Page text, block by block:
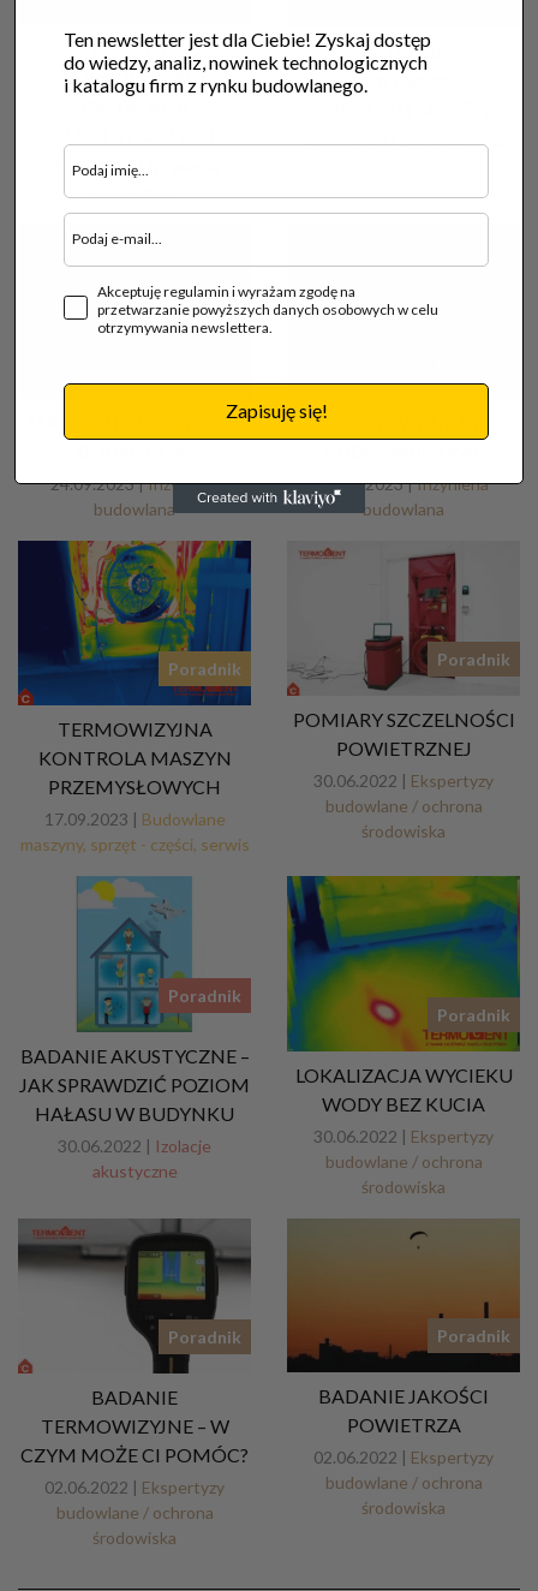
BADANIE
TERMOWIZYJNE
24.09.2023 |
BADANIE
TERMOWIZYJNE
24.09.2023 |Termoizolacja
AUDYT ENERGETYCZNY
24.09.2023 |Inżynieria
budowlana
17.09.2023 |Inżynieria
budowlana
Poradnik
TERMOWIZYJNA
KONTROLA MASZYN
PRZEMYSŁOWYCH
17.09.2023 | Budowlane
maszyny, sprzęt - części, serwis
Poradnik
POMIARY SZCZELNOŚCI
POWIETRZNEJ
30.06.2022 | Ekspertyzy
budowlane / ochrona
środowiska
Poradnik
BADANIE AKUSTYCZNE –
JAK SPRAWDZIĆ POZIOM
HAŁASU W BUDYNKU
30.06.2022 | Izolacje
akustyczne
Poradnik
LOKALIZACJA WYCIEKU
WODY BEZ KUCIA
30.06.2022 | Ekspertyzy
budowlane / ochrona
środowiska
Poradnik
BADANIE
TERMOWIZYJNE – W
CZYM MOŻE CI POMÓC?
02.06.2022 | Ekspertyzy
budowlane / ochrona
środowiska
Poradnik
BADANIE JAKOŚCI
POWIETRZA
02.06.2022 | Ekspertyzy
budowlane / ochrona
środowiska
Ten newsletter jest dla Ciebie! Zyskaj dostęp
do wiedzy, analiz, nowinek technologicznych
i katalogu firm z rynku budowlanego.
Akceptuję regulamin i wyrażam zgodę na
przetwarzanie powyższych danych osobowych w celu
otrzymywania newslettera.
Zapisuję się!